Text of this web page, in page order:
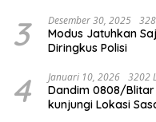
3 Desember 30, 2025
Modus Jatuhkan
Diringkus Polisi
4 Januari 10, 2026 3202
Dandim 0808/
kunjungi Lokasi